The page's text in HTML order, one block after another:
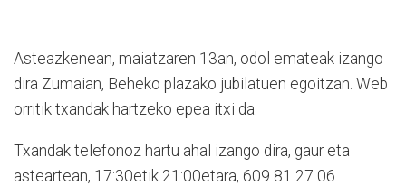
Asteazkenean, maiatzaren 13an, odol emateak izango
dira Zumaian, Beheko plazako jubilatuen egoitzan. Web
orritik txandak hartzeko epea itxi da.
Txandak telefonoz hartu ahal izango dira, gaur eta
asteartean, 17:30etik 21:00etara, 609 81 27 06